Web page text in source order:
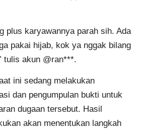
plus karyawannya parah sih. Ada
pakai hijab, kok ya nggak bilang
tulis akun @ran***.
ini sedang melakukan
dan pengumpulan bukti untuk
dugaan tersebut. Hasil
akan menentukan langkah